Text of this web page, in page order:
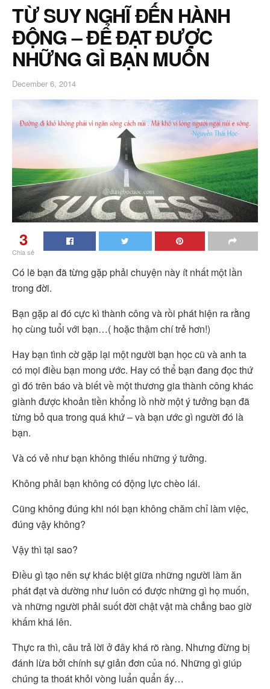
TỪ SUY NGHĨ ĐẾN HÀNH
ĐỘNG – ĐỂ ĐẠT ĐƯỢC
NHỮNG GÌ BẠN MUỐN
December 6, 2014
3
Chia sẻ
Có lẽ bạn đã từng gặp phải chuyện này ít nhất một lần
trong đời.
Bạn gặp ai đó cực kì thành công và rồi phát hiện ra rằng
họ cùng tuổi với bạn…( hoặc thậm chí trẻ hơn!)
Hay bạn tình cờ gặp lại một người bạn học cũ và anh ta
có mọi điều bạn mong ước. Hay có thể bạn đang đọc thứ
gì đó trên báo và biết về một thương gia thành công khác
giành được khoản tiền khổng lồ nhờ một ý tưởng bạn đã
từng bỏ qua trong quá khứ – và bạn ước gì người đó là
bạn.
Và có vẻ như bạn không thiếu những ý tưởng.
Không phải bạn không có động lực chèo lái.
Cũng không đúng khi nói bạn không chăm chỉ làm việc,
đúng vậy không?
Vậy thì tại sao?
Điều gì tạo nên sự khác biệt giữa những người làm ăn
phát đạt và dường như luôn có được những gì họ muốn,
và những người phải suốt đời chật vật mà chẳng bao giờ
khấm khá lên.
Thực ra thì, câu trả lời ở đây khá rõ ràng. Nhưng đừng bị
đánh lừa bởi chính sự giản đơn của nó. Những gì giúp
chúng ta thoát khỏi vòng luẩn quẩn ấy…